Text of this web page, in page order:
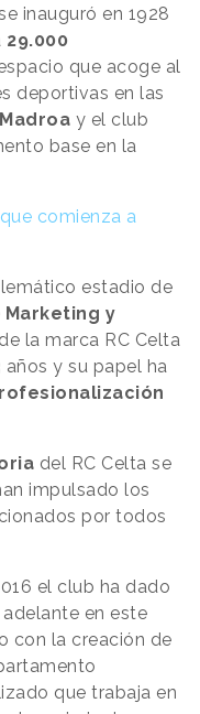
inauguró en 1928
29.000
que acoge al
deportivas en las
y el club
base en la
comienza a
estadio de
Marketing y
la marca RC Celta
y su papel ha
del RC Celta se
impulsado los
por todos
el club ha dado
en este
con la creación de
que trabaja en